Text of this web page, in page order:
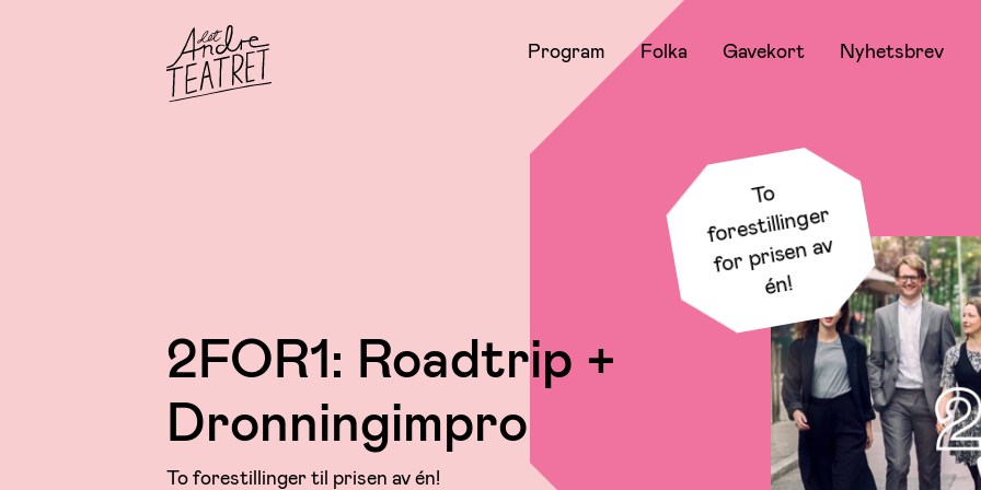
Program Folka Gavekort Nyhetsbrev
2FOR1: Roadtrip +
Dronningimpro
To forestillinger til prisen av én!
To
forestillin
ger
for prisen av
én!